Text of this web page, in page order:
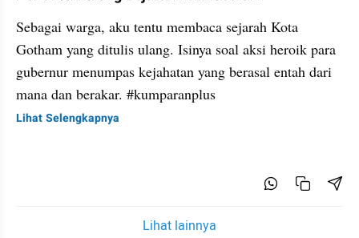
Sebagai warga, aku tentu membaca sejarah Kota
Gotham yang ditulis ulang. Isinya soal aksi heroik para
gubernur menumpas kejahatan yang berasal entah dari
mana dan berakar. #kumparanplus
Lihat Selengkapnya
Lihat lainnya